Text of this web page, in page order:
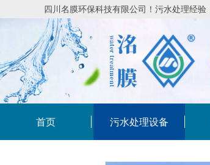
四川名膜环保科技有限公司！污水处理经验
首页 污水处理设备